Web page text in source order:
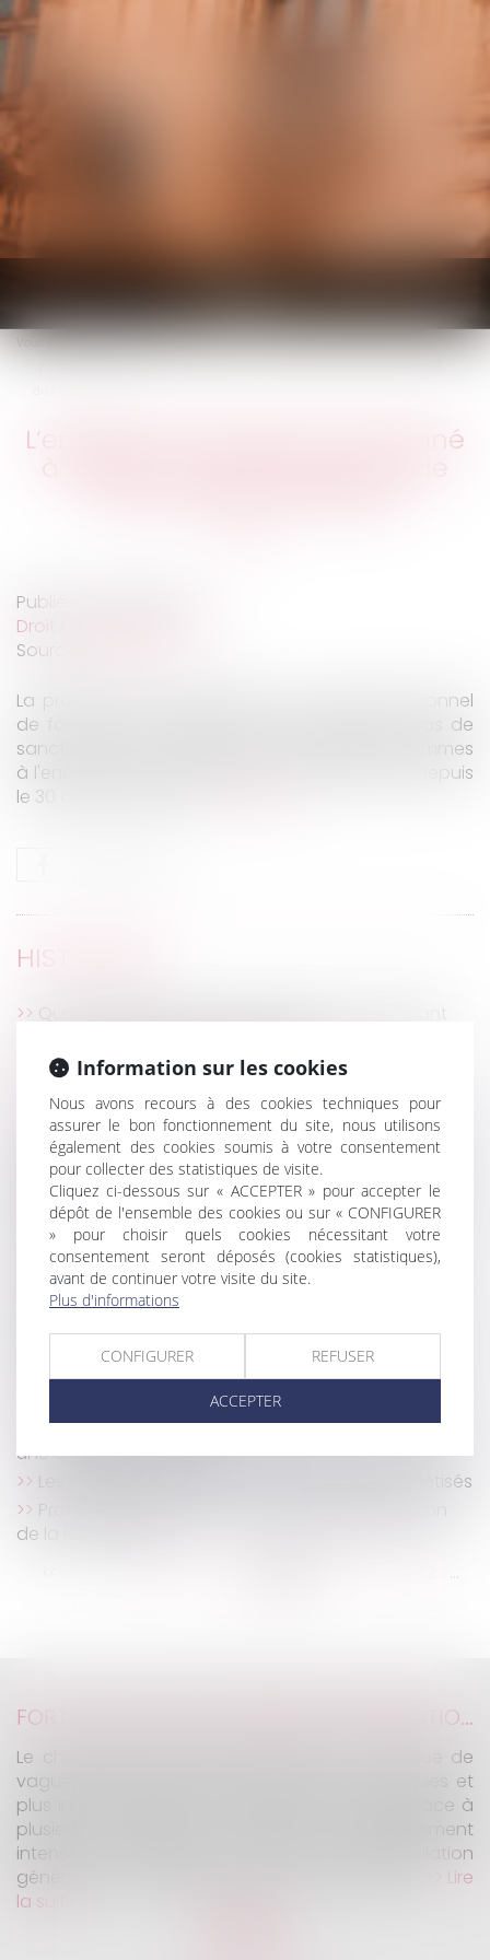
KALIFA Avocats
Ouvrir
le
menu
Vous êtes ici :Accueil
L’employeur peut être condamné
Publié le :
Droit du travail - Salariés
Source :
La procédure d'abondement du compte personnel
de formation du salarié lanceur d'alerte en cas de
sanction prononcée par un conseil de prud'hommes
à l'encontre de son employeur est applicable depuis
le 30 décembre 2022...
HISTORIQUE
Quand intimider son employeur en le menaçant
L’employeur peut être condamné à verser un
La DGCCRF peut désormais rendre publiques ses
mesures d’injonction
Époux communs en biens : précisions sur le point
de départ de l’action en déclaration de simulation
des donations
Rappel des mesures destinées à lutter contre les
passoires énergétiques
Convention réglementée : intérêt indirect du
TVA autoliquidée dans le bâtiment sans contrat
Les taxes sur les véhicules particulières utilisées par
une entreprise (ex-TVS)
Les jours de RTT peuvent désormais être monétisés
Protection de l’enfance : les textes d’application
de la loi «Taquet »
...
FORTES CHALEURS : MESURES DE PRÉVENTION ET ACTIONS DE L'INSPECTION DU TRAVAIL
Le changement climatique entraine la survenue de
vagues de chaleur plus fréquentes, plus longues et
plus intenses. Depuis la fin mai, la France fait face à
plusieurs épisodes caniculaires particulièrement
intenses, qui constituent un risque pour la population
générale, mais également pour les travailleurs...
Lire
la suite
Information sur les cookies
Nous avons recours à des cookies techniques pour
assurer le bon fonctionnement du site, nous utilisons
également des cookies soumis à votre consentement
pour collecter des statistiques de visite.
Cliquez ci-dessous sur « ACCEPTER » pour accepter le
dépôt de l'ensemble des cookies ou sur « CONFIGURER
» pour choisir quels cookies nécessitant votre
consentement seront déposés (cookies statistiques),
avant de continuer votre visite du site.
Plus d'informations
CONFIGURER REFUSER
ACCEPTER